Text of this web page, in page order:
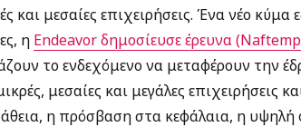
και μεσαίες επιχειρήσεις. Ένα νέο
η Endeavor δημοσίευσε έρευνα
το ενδεχόμενο να μεταφέρουν την
μεσαίες και μεγάλες επιχειρήσεις
η πρόσβαση στα κεφάλαια, η υψηλή